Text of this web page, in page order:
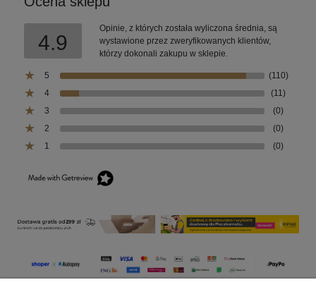
4.9
Opinie, z których została wyliczona średnia, są
wystawione przez zweryfikowanych klientów,
którzy dokonali zakupu w sklepie.
5
(110)
4
(11)
3
(0)
2
(0)
1
(0)